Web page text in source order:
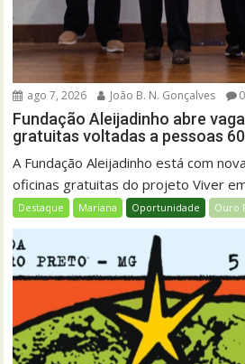
ago 7, 2026 João B. N. Gonçalves 0
Fundação Aleijadinho abre
gratuitas voltadas a pessoas
A Fundação Aleijadinho está com
oficinas gratuitas do projeto Viver
Destaque Mariana Oportunidade Ouro